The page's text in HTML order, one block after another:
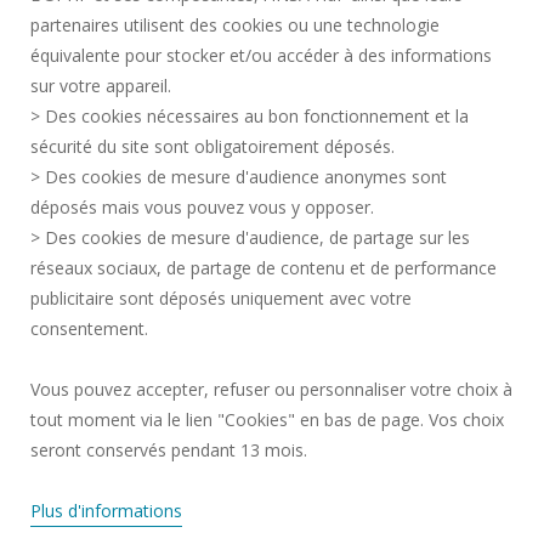
MENTIONS LÉGALES
CONTACTS
DONNÉES PERSONNELLES
SERVICES PUBLICS +
CRÉDITS
JE DONNE MON AVIS
ACCESSIBILITÉ : NON CONFORME
GESTION DES COOKIES
Rejoignez-nous!
partenaires utilisent des cookies ou une technologie
équivalente pour stocker et/ou accéder à des informations
sur votre appareil.
> Des cookies nécessaires au bon fonctionnement et la
sécurité du site sont obligatoirement déposés.
> Des cookies de mesure d'audience anonymes sont
déposés mais vous pouvez vous y opposer.
> Des cookies de mesure d'audience, de partage sur les
réseaux sociaux, de partage de contenu et de performance
publicitaire sont déposés uniquement avec votre
consentement.
Vous pouvez accepter, refuser ou personnaliser votre choix à
tout moment via le lien "Cookies" en bas de page. Vos choix
seront conservés pendant 13 mois.
Plus d'informations